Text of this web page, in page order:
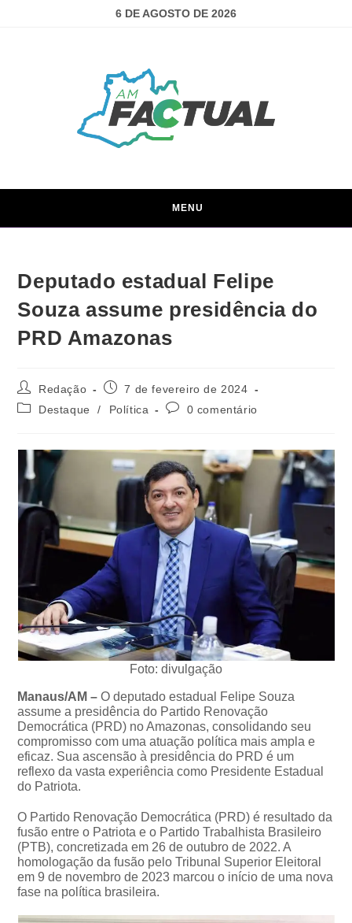
6 DE AGOSTO DE 2026
MENU
Deputado estadual Felipe
Souza assume presidência do
PRD Amazonas
Redação
7 de fevereiro de 2024
Destaque
/ Política 0 comentário
Foto: divulgação
Manaus/AM – O deputado estadual Felipe Souza
assume a presidência do Partido Renovação
Democrática (PRD) no Amazonas, consolidando seu
compromisso com uma atuação política mais ampla e
eficaz. Sua ascensão à presidência do PRD é um
reflexo da vasta experiência como Presidente Estadual
do Patriota.
O Partido Renovação Democrática (PRD) é resultado da
fusão entre o Patriota e o Partido Trabalhista Brasileiro
(PTB), concretizada em 26 de outubro de 2022. A
homologação da fusão pelo Tribunal Superior Eleitoral
em 9 de novembro de 2023 marcou o início de uma nova
fase na política brasileira.